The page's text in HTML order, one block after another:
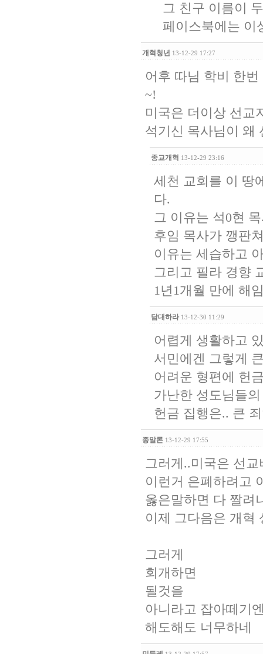
그 친구 이름이
페이스북에는 이
개혁청년 13-12-29 17:27
어후 따님 학비 한
~!
미국은 더이상 선교
석기신 목사님이 왜
종교개혁 13-12-29 23:16
세천 교회를 이 땅
다.
그 이유는 석0현
후임 목사가 깽판
이유는 세습하고
그리고 필라 경향
1년1개월 만에 해
담대하라 13-12-30 11:29
어렵게 생활하고
서민에겐 그렇게
어려운 형편에 헌
가난한 성도님들
헌금 집행은.. 큰
종말론 13-12-29 17:55
그러게..미국은 선
이런거 은폐하려고
옳은말하면 다 짤려
이제 그다음은 개혁
그러게
회개하면
될것을
아니라고 잡아떼기
해도해도 너무하네